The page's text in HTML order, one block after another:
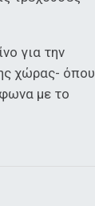
για την
χώρας- όπου
με το